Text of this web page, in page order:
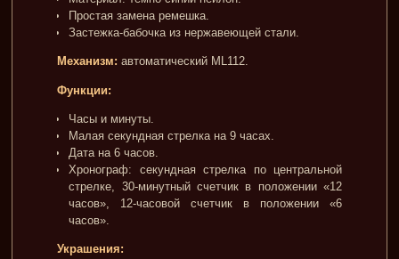
Простая замена ремешка.
Застежка-бабочка из нержавеющей стали.
Механизм: автоматический ML112.
Функции:
Часы и минуты.
Малая секундная стрелка на 9 часах.
Дата на 6 часов.
Хронограф: секундная стрелка по центральной
стрелке, 30-минутный счетчик в положении «12
часов», 12-часовой счетчик в положении «6
часов».
Украшения: